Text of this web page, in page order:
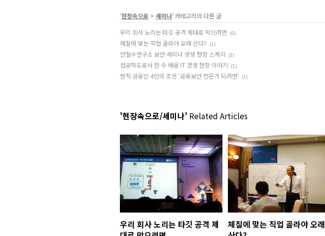
'현장속으로 > 세미나' 카테고리의 다른 글
우리 회사 노리는 타깃 공격 제대로 막으려면
(0)
체질에 맞는 직업 골라야 오래 산다? (1)
안철수연구소 보안 세미나 생생 현장 스케치 (2)
컴공학도로서 한 수 배운 IT 경영 현장 이야기 (1)
현직 금융인 4인의 조언 '금융보안 전문가 되려면' (1)
'현장속으로/세미나' Related Articles
우리 회사 노리는 타깃 공격 제
체질에 맞는 직업 골라야 오래